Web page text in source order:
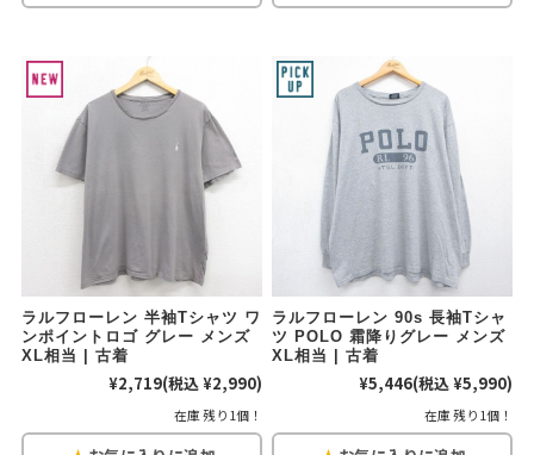
ラルフローレン 半袖Tシャツ ワ
ンポイントロゴ グレー メンズ
XL相当 | 古着
¥2,719(税込 ¥2,990)
在庫 残り1個！
ラルフローレン 90s 長袖Tシャ
ツ POLO 霜降りグレー メンズ
XL相当 | 古着
¥5,446(税込 ¥5,990)
在庫 残り1個！